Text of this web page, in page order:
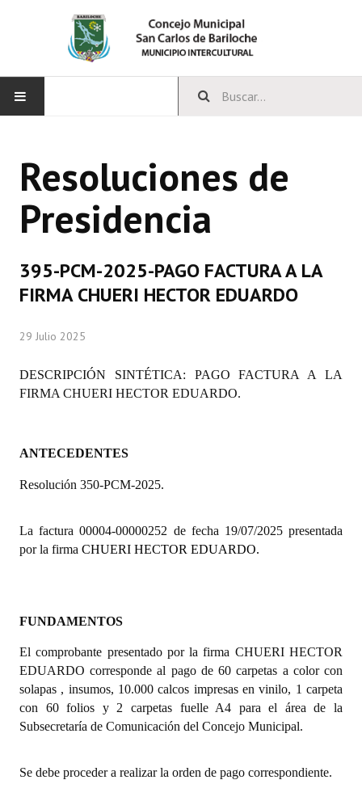
CONCEJO
Bloques Políticos
Comisiones Permanentes
Programas
Constitución Nacional
Constitución Provincial
Reglamento Interno
Organigrama
DOCUMENTOS
Informes de Gestión
Proyectos Presentados
Resoluciones de
Presidencia
395-PCM-2025-PAGO FACTURA A LA
FIRMA CHUERI HECTOR EDUARDO
29 Julio 2025
DESCRIPCIÓN SINTÉTICA: PAGO FACTURA A LA
FIRMA CHUERI HECTOR EDUARDO.
ANTECEDENTES
Resolución 350-PCM-2025.
La factura 00004-00000252 de fecha 19/07/2025 presentada
por la firma CHUERI HECTOR EDUARDO.
FUNDAMENTOS
El comprobante presentado por la firma CHUERI HECTOR
EDUARDO corresponde al pago de 60 carpetas a color con
solapas , insumos, 10.000 calcos impresas en vinilo, 1 carpeta
con 60 folios y 2 carpetas fuelle A4 para el área de la
Subsecretaría de Comunicación del Concejo Municipal.
Se debe proceder a realizar la orden de pago correspondiente.